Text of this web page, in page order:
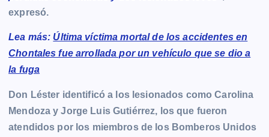
expresó.
Lea más: Última víctima mortal de los accidentes en
Chontales fue arrollada por un vehículo que se dio a
la fuga
Don Léster identificó a los lesionados como Carolina
Mendoza y Jorge Luis Gutiérrez, los que fueron
atendidos por los miembros de los Bomberos Unidos